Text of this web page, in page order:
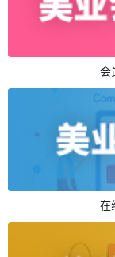
会
在